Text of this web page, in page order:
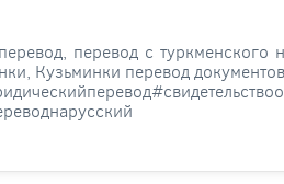
перевод с туркменского
Кузьминки перевод документов